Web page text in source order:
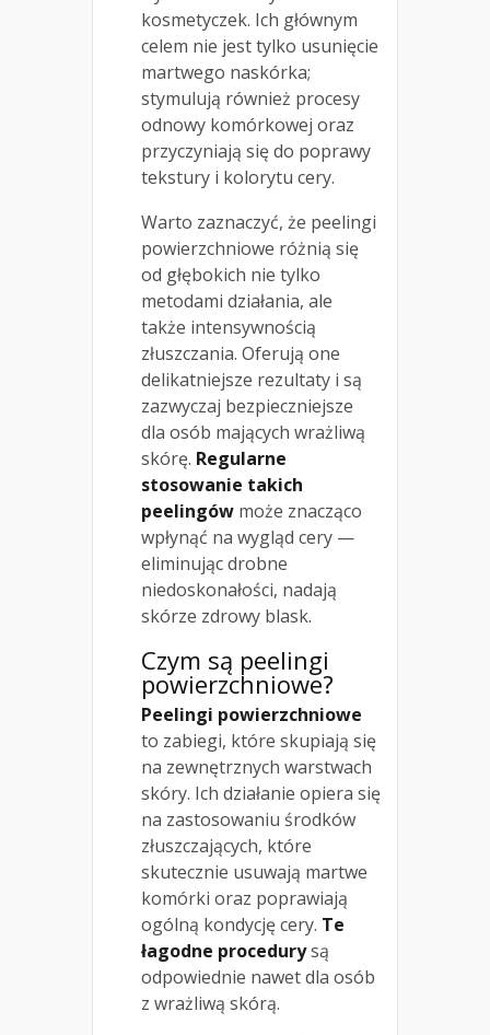
kosmetyczek. Ich głównym
celem nie jest tylko usunięcie
martwego naskórka;
stymulują również procesy
odnowy komórkowej oraz
przyczyniają się do poprawy
tekstury i kolorytu cery.
Warto zaznaczyć, że peelingi
powierzchniowe różnią się
od głębokich nie tylko
metodami działania, ale
także intensywnością
złuszczania. Oferują one
delikatniejsze rezultaty i są
zazwyczaj bezpieczniejsze
dla osób mających wrażliwą
skórę. Regularne
stosowanie takich
peelingów może znacząco
wpłynąć na wygląd cery —
eliminując drobne
niedoskonałości, nadają
skórze zdrowy blask.
Czym są peelingi
powierzchniowe?
Peelingi powierzchniowe
to zabiegi, które skupiają się
na zewnętrznych warstwach
skóry. Ich działanie opiera się
na zastosowaniu środków
złuszczających, które
skutecznie usuwają martwe
komórki oraz poprawiają
ogólną kondycję cery. Te
łagodne procedurysą
odpowiednie nawet dla osób
z wrażliwą skórą.